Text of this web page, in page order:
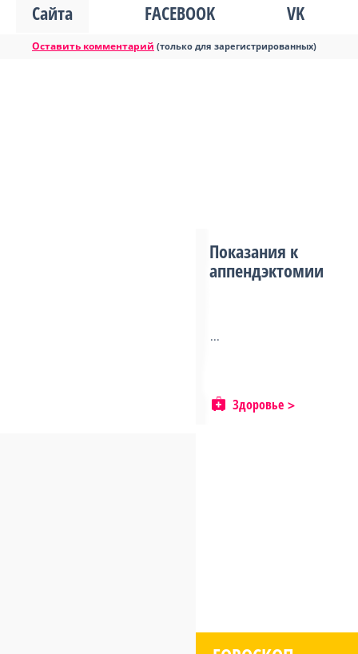
Сайта
FACEBOOK VK
Оставить комментарий (только для зарегистрированных)
Показания к
аппендэктомии
...
Здоровье